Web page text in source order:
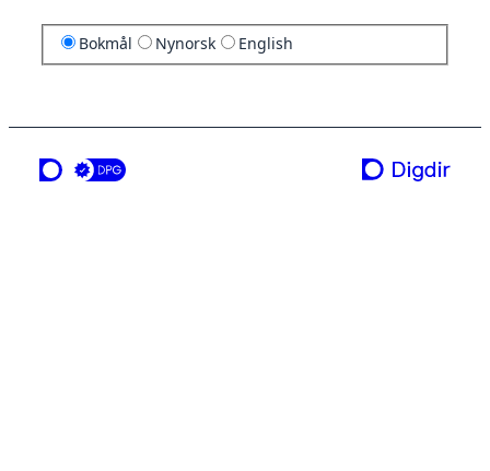
Bokmål Nynorsk English